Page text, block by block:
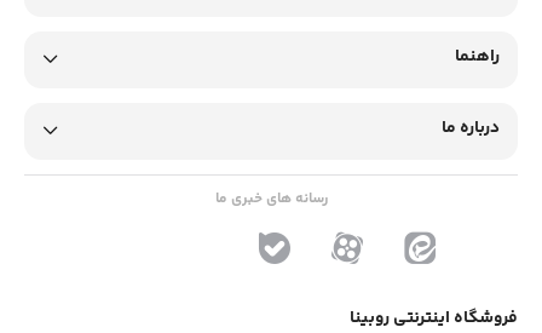
راهنما
درباره ما
رسانه های خبری ما
فروشگاه اینترنتی روبینا